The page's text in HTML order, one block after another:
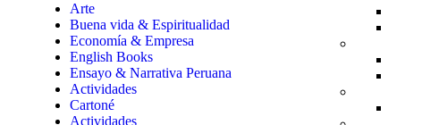
Arte
Buena vida & Espiritualidad
Economía & Empresa
English Books
Ensayo & Narrativa Peruana
Actividades
Cartoné
Actividades